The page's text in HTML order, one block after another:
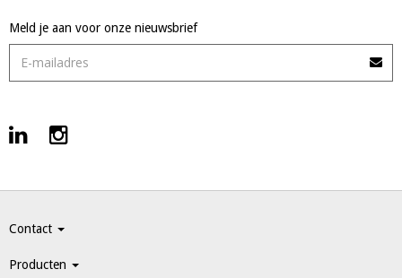
Meld je aan voor onze nieuwsbrief
Contact
Producten